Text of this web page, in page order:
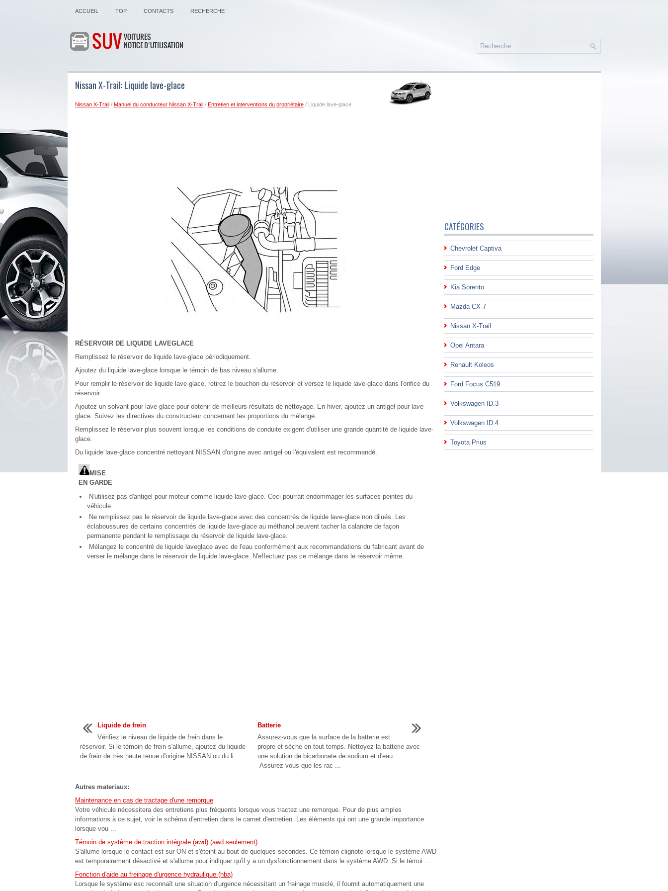
ACCUEIL TOP CONTACTS RECHERCHE
Nissan X-Trail: Liquide lave-glace
Nissan X-Trail/ Manuel du conducteur Nissan X-Trail/ Entretien et interventions du propriétaire/ Liquide lave-glace
RÉSERVOIR DE LIQUIDE LAVEGLACE
Remplissez le réservoir de liquide lave-glace périodiquement.
Ajoutez du liquide lave-glace lorsque le témoin de bas niveau s'allume.
Pour remplir le réservoir de liquide lave-glace, retirez le bouchon du réservoir et versez le liquide lave-glace dans l'orifice du
réservoir.
Ajoutez un solvant pour lave-glace pour obtenir de meilleurs résultats de nettoyage. En hiver, ajoutez un antigel pour lave-
glace. Suivez les directives du constructeur concernant les proportions du mélange.
Remplissez le réservoir plus souvent lorsque les conditions de conduite exigent d'utiliser une grande quantité de liquide lave-
glace.
Du liquide lave-glace concentré nettoyant NISSAN d'origine avec antigel ou l'équivalent est recommandé.
MISE
EN GARDE
N'utilisez pas d'antigel pour moteur comme liquide lave-glace. Ceci pourrait endommager les surfaces peintes du
véhicule.
Ne remplissez pas le réservoir de liquide lave-glace avec des concentrés de liquide lave-glace non dilués. Les
éclaboussures de certains concentrés de liquide lave-glace au méthanol peuvent tacher la calandre de façon
permanente pendant le remplissage du réservoir de liquide lave-glace.
Mélangez le concentré de liquide laveglace avec de l'eau conformément aux recommandations du fabricant avant de
verser le mélange dans le réservoir de liquide lave-glace. N'effectuez pas ce mélange dans le réservoir même.
Liquide de frein
Vérifiez le niveau de liquide de frein dans le
réservoir. Si le témoin de frein s'allume, ajoutez du liquide
de frein de très haute tenue d'origine NISSAN ou du li ...
Batterie
Assurez-vous que la surface de la batterie est
propre et sèche en tout temps. Nettoyez la batterie avec
une solution de bicarbonate de sodium et d'eau.
Assurez-vous que les rac ...
Autres materiaux:
Maintenance en cas de tractage d'une remorque
Votre véhicule nécessitera des entretiens plus fréquents lorsque vous tractez une remorque. Pour de plus amples
informations à ce sujet, voir le schéma d'entretien dans le carnet d'entretien. Les éléments qui ont une grande importance
lorsque vou ...
Témoin de système de traction intégrale (awd) (awd seulement)
S'allume lorsque le contact est sur ON et s'éteint au bout de quelques secondes. Ce témoin clignote lorsque le système AWD
est temporairement désactivé et s'allume pour indiquer qu'il y a un dysfonctionnement dans le système AWD. Si le témoi ...
Fonction d'aide au freinage d'urgence hydraulique (hba)
Lorsque le système esc reconnaît une situation d'urgence nécessitant un freinage musclé, il fournit automatiquement une
CATÉGORIES
Chevrolet Captiva
Ford Edge
Kia Sorento
Mazda CX-7
Nissan X-Trail
Opel Antara
Renault Koleos
Ford Focus C519
Volkswagen ID.3
Volkswagen ID.4
Toyota Prius